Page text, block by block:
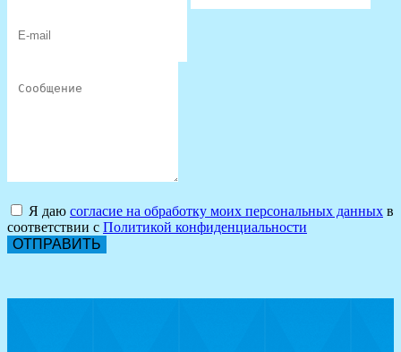
Я даю согласие на обработку моих персональных данных в
соответствии с Политикой конфиденциальности
ОТПРАВИТЬ